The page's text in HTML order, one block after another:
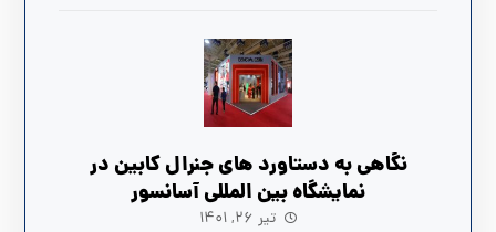
نگاهی به دستاورد های جنرال کابین در
نمایشگاه بین المللی آسانسور
تیر ۲۶, ۱۴۰۱